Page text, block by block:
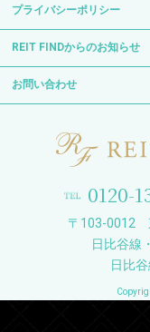
プライバシーポリシー
REIT FINDからのお知らせ
お問い合わせ
0120-
〒103-0012
日比谷線
日比